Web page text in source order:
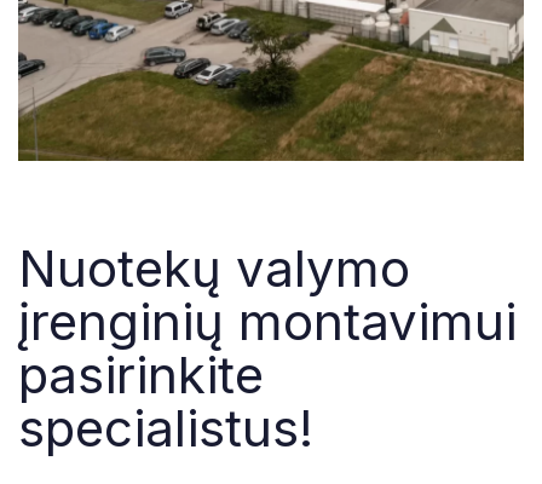
Nuotekų valymo
įrenginių montavimui
pasirinkite
specialistus!